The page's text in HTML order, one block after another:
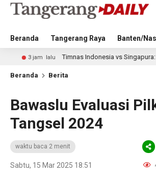
Beranda Tangerang Raya Banten/
Timnas Indonesia vs Singapura: Misi
Beranda Berita
Bawaslu Evaluasi
Tangsel 2024
waktu baca 2 menit
Sabtu, 15 Mar 2025 18:51